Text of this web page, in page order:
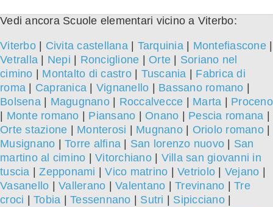
Vedi ancora Scuole elementari vicino a Viterbo:
Viterbo| Civita castellana| Tarquinia| Montefiascone|
Vetralla
Nepi Ronciglione Orte
Soriano nel
cimino
Montalto di castro| Tuscania
Fabrica di
roma
Capranica Vignanello Bassano romano
Bolsena| Magugnano| Roccalvecce Marta
Proceno
Monte romano Piansano Onano Pescia romana
Orte stazione
Monterosi Mugnano| Oriolo romano|
Musignano
Torre alfina San lorenzo nuovo
San
martino al cimino
Vitorchiano| Villa san giovanni in
tuscia |Zepponami |Vico matrino Vetriolo Vejano
Vasanello
Vallerano Valentano Trevinano
Tre
croci
Tobia Tessennano Sutri Sipicciano|